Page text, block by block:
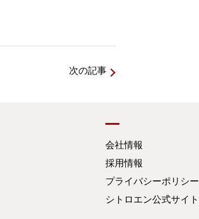
次の記事
会社情報
採用情報
プライバシーポリシー
シトロエン公式サイト